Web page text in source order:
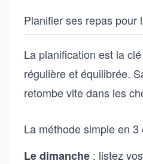
Planifier ses repas pour
La planification est la
régulière et équilibrée.
retombe vite dans les
La méthode simple en 3
Le dimanche : listez